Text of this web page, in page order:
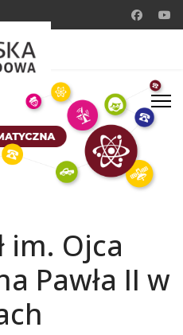
im. Ojca
Pawła II w